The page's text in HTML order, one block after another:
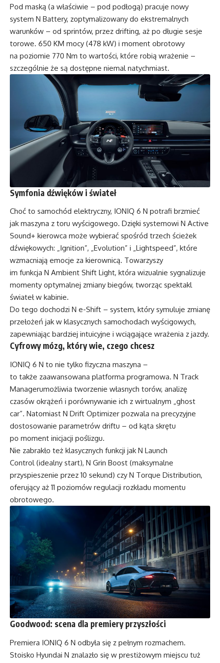
Pod maską (a właściwie – pod podłogą) pracuje nowy
system N Battery, zoptymalizowany do ekstremalnych
warunków – od sprintów, przez drifting, aż po długie sesje
torowe. 650 KM mocy (478 kW) i moment obrotowy
na poziomie 770 Nm to wartości, które robią wrażenie –
szczególnie że są dostępne niemal natychmiast.
Symfonia dźwięków i świateł
Choć to samochód elektryczny, IONIQ 6 N potrafi brzmieć
jak maszyna z toru wyścigowego. Dzięki systemowi N Active
Sound+ kierowca może wybierać spośród trzech ścieżek
dźwiękowych: „Ignition”, „Evolution” i „Lightspeed”, które
wzmacniają emocje za kierownicą. Towarzyszy
im funkcja N Ambient Shift Light, która wizualnie sygnalizuje
momenty optymalnej zmiany biegów, tworząc spektakl
świateł w kabinie.
Do tego dochodzi N e-Shift – system, który symuluje zmianę
przełożeń jak w klasycznych samochodach wyścigowych,
zapewniając bardziej intuicyjne i wciągające wrażenia z jazdy.
Cyfrowy mózg, który wie, czego chcesz
IONIQ 6 N to nie tylko fizyczna maszyna –
to także zaawansowana platforma programowa. N Track
Managerumożliwia tworzenie własnych torów, analizę
czasów okrążeń i porównywanie ich z wirtualnym „ghost
car”. Natomiast N Drift Optimizer pozwala na precyzyjne
dostosowanie parametrów driftu – od kąta skrętu
po moment inicjacji poślizgu.
Nie zabrakło też klasycznych funkcji jak N Launch
Control (idealny start), N Grin Boost (maksymalne
przyspieszenie przez 10 sekund) czy N Torque Distribution,
oferujący aż 11 poziomów regulacji rozkładu momentu
obrotowego.
Goodwood: scena dla premiery przyszłości
Premiera IONIQ 6 N odbyła się z pełnym rozmachem.
Stoisko Hyundai N znalazło się w prestiżowym miejscu tuż